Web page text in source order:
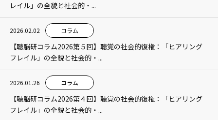
レイル」の全貌と社会的・...
2026.02.02 コラム
【聴脳研コラム2026第５回】聴覚の社会的復権：「ヒアリング
フレイル」の全貌と社会的・...
2026.01.26 コラム
【聴脳研コラム2026第４回】聴覚の社会的復権：「ヒアリング
フレイル」の全貌と社会的・...